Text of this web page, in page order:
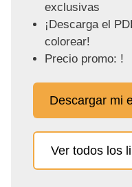
exclusivas
¡Descarga el
colorear!
Precio promo: !
Descargar mi
Ver todos los